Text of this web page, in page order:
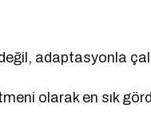
adaptasyonla
olarak en sık